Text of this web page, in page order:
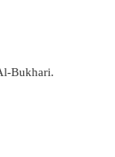
Bukhari.